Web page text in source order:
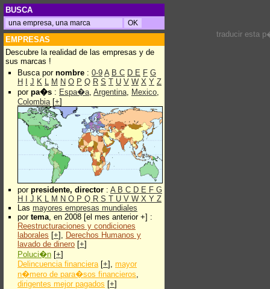
BUSCA
EMPRESAS
Descubre la realidad de las empresas y de
sus marcas !
Busca por nombre : 0-9 A B C D E F G
H
J K L M N O P Q R S T U V W X Y Z
por pa�s : Espa�a, Argentina, Mexico,
Colombia[+]
por presidente, director : A B C D E F G
H
J K L M N O P Q R S T U V W X Y Z
Las mayores empresas mundiales
por tema, en 2008 [el mes anterior +] :
Reestructuraciones y condiciones
laborales [+], Derechos Humanos y
lavado de dinero [+]
Poluci�n [+]
Delincuencia financiera[+], mayor
n�mero de para�sos financieros,
dirigentes mejor pagados [+]
traducir esta